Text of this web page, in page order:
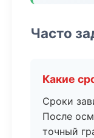
Часто
Какие
Сроки
После
точный